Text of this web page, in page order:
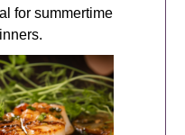
for summertime